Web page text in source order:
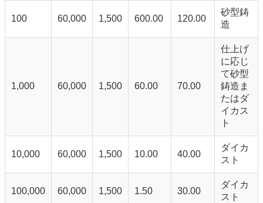
100 60,000 1,500 600.00 120.00
砂型鋳
造
1,000 60,000 1,500 60.00 70.00
仕上げ
に応じ
て砂型
鋳造ま
たはダ
イカス
ト
10,000 60,000 1,500 10.00 40.00
ダイカ
スト
100,000 60,000 1,500 1.50 30.00
ダイカ
スト